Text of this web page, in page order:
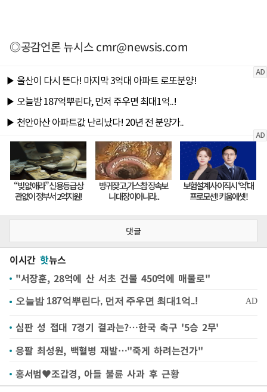
◎공감언론 뉴시스cmr@newsis.com
댓글
이시간 핫뉴스
"서장훈, 28억에 산 서초 건물 450억에 매물로"
심판 성 접대 7경기 결과는?…한국 축구 '5승 2무'
응팔 최성원, 백혈병 재발…"죽게 하려는건가"
홍서범♥조갑경, 아들 불륜 사과 후 근황